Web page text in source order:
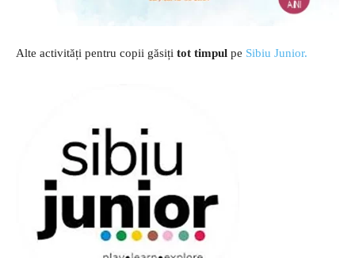
Alte activități pentru copii găsiți tot timpul pe Sibiu Junior.